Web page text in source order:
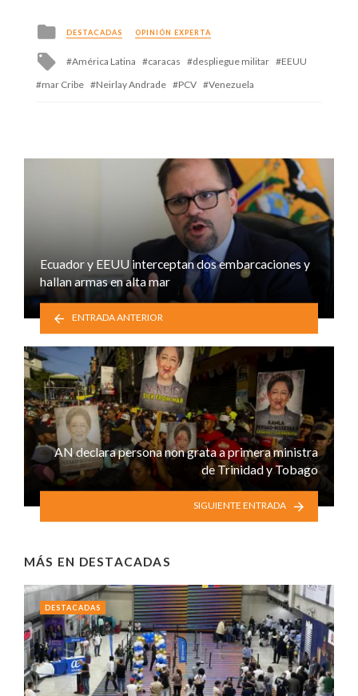
Posted
in
DESTACADAS OPINIÓN EXPERTA
Tagged
América Latina caracas despliegue militar
EEUU
mar Cribe
Neirlay Andrade PCV Venezuela
Ecuador y EEUU interceptan dos embarcaciones y
hallan armas en alta mar
ENTRADA ANTERIOR
AN declara persona non grata a primera ministra
de Trinidad y Tobago
SIGUIENTE ENTRADA
MÁS EN DESTACADAS
DESTACADAS